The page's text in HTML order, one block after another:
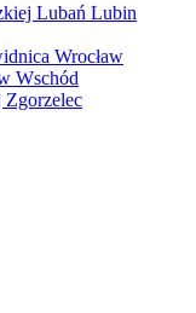
Lubań Lubin
Wrocław
Wschód
Zgorzelec